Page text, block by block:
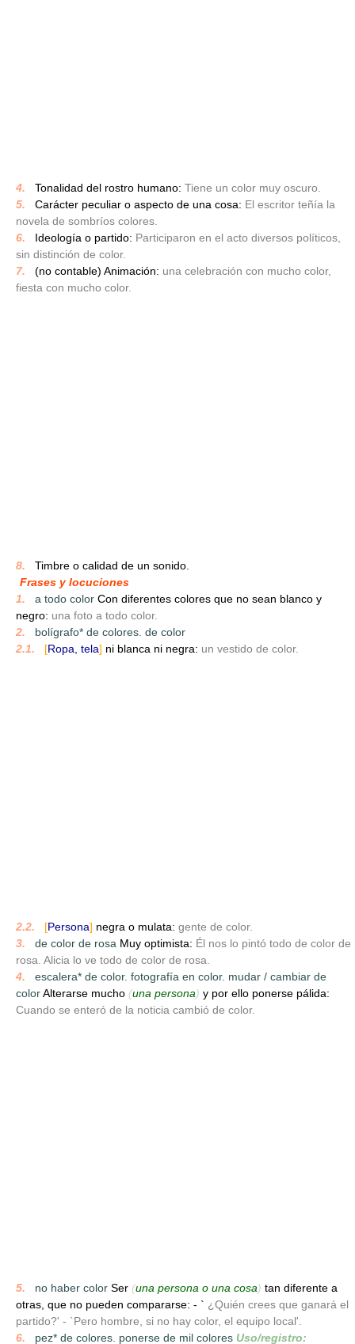
4. Tonalidad del rostro humano: Tiene un color muy oscuro.
5.
Carácter peculiar o aspecto de una cosa: El escritor teñía la
novela de sombríos colores.
6.
Ideología o partido: Participaron en el acto diversos políticos,
sin distinción de color.
7.
(no contable) Animación: una celebración con mucho color,
fiesta con mucho color.
8.
Timbre o calidad de un sonido.
Frases y locuciones
1.
a todo color Con diferentes colores que no sean blanco y
negro: una foto a todo color.
2.
bolígrafo* de colores. de color
2.1.
[Ropa, tela] ni blanca ni negra: un vestido de color.
2.2. [Persona] negra o mulata: gente de color.
3.
de color de rosa Muy optimista: Él nos lo pintó todo de color de
rosa. Alicia lo ve todo de color de rosa.
4.
escalera* de color. fotografía en color. mudar / cambiar de
colorAlterarse mucho (una persona) y por ello ponerse pálida:
Cuando se enteró de la noticia cambió de color.
5. no haber color Ser (una persona o una cosa) tan diferente a
otras, que no pueden compararse: - ` ¿Quién crees que ganará el
partido?' - `Pero hombre, si no hay color, el equipo local'.
6.
pez* de colores. ponerse de mil colores Uso/registro: